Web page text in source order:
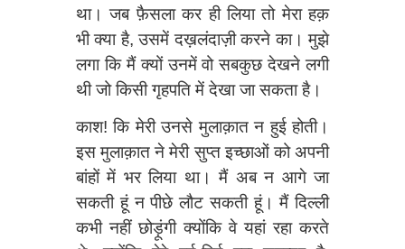
था। जब फ़ैसला कर ही लिया तो मेरा हक़
भी क्या है, उसमें दख़लंदाज़ी करने का। मुझे
लगा कि मैं क्यों उनमें वो सबकुछ देखने लगी
थी जो किसी गृहपति में देखा जा सकता है।
काश! कि मेरी उनसे मुलाक़ात न हुई होती।
इस मुलाक़ात ने मेरी सुप्त इच्छाओं को अपनी
बांहों में भर लिया था। मैं अब न आगे जा
सकती हूं न पीछे लौट सकती हूं। मैं दिल्ली
कभी नहीं छोड़ूंगी क्योंकि वे यहां रहा करते